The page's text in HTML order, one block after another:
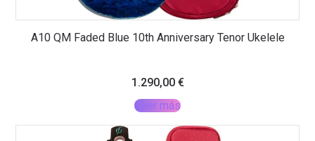
A10 QM Faded Blue 10th Anniversary Tenor Ukelele
1.290,00 €
Leer más